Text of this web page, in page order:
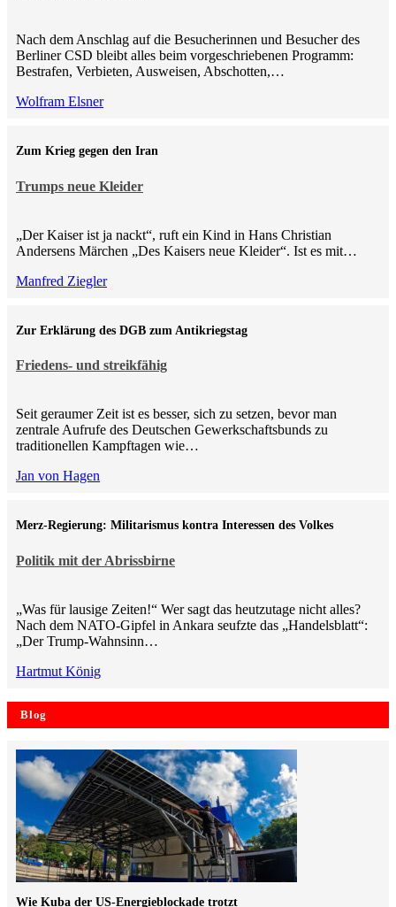
Nach dem Anschlag auf die Besucherinnen und Besucher des
Berliner CSD bleibt alles beim vorgeschriebenen Programm:
Bestrafen, Verbieten, Ausweisen, Abschotten,…
Wolfram Elsner
Trumps neue Kleider
Zum Krieg gegen den Iran
„Der Kaiser ist ja nackt“, ruft ein Kind in Hans Christian
Andersens Märchen „Des Kaisers neue Kleider“. Ist es mit…
Manfred Ziegler
Friedens- und streikfähig
Zur Erklärung des DGB zum Antikriegstag
Seit geraumer Zeit ist es besser, sich zu setzen, bevor man
zentrale Aufrufe des Deutschen Gewerkschaftsbunds zu
traditionellen Kampftagen wie…
Jan von Hagen
Politik mit der Abrissbirne
Merz-Regierung: Militarismus kontra Inte­ressen des Volkes
„Was für lausige Zeiten!“ Wer sagt das heutzutage nicht alles?
Nach dem NATO-Gipfel in Ankara seufzte das „Handelsblatt“:
„Der Trump-Wahnsinn…
Hartmut König
Blog
Wie Kuba der US-Energieblockade trotzt